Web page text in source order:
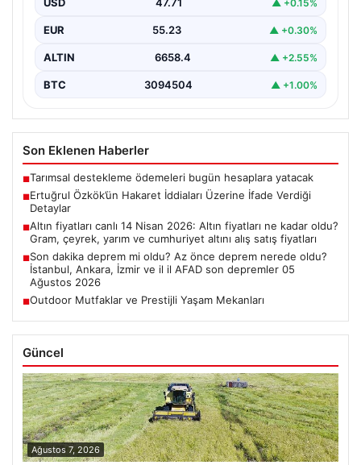
kapsamında alınan ifadesinde, bu tür…
USD 47.71 ▲ +0.15%
EUR 55.23 ▲ +0.30%
ALTIN 6658.4 ▲ +2.55%
BTC 3094504 ▲ +1.00%
Son Eklenen Haberler
■Tarımsal destekleme ödemeleri bugün hesaplara yatacak
■Ertuğrul Özkök’ün Hakaret İddiaları Üzerine İfade Verdiği
Detaylar
■Altın fiyatları canlı 14 Nisan 2026: Altın fiyatları ne kadar oldu?
Gram, çeyrek, yarım ve cumhuriyet altını alış satış fiyatları
■Son dakika deprem mi oldu? Az önce deprem nerede oldu?
İstanbul, Ankara, İzmir ve il il AFAD son depremler 05
Ağustos 2026
■Outdoor Mutfaklar ve Prestijli Yaşam Mekanları
Güncel
Ağustos 7, 2026